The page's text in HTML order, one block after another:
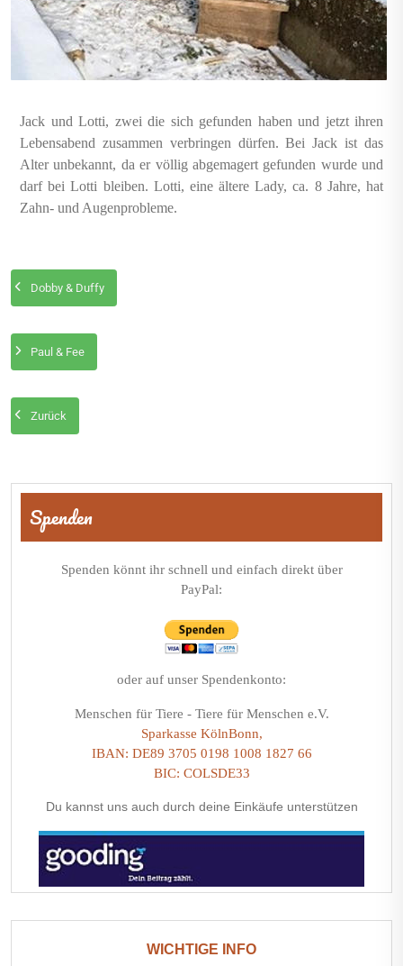
Jack und Lotti, zwei die sich gefunden haben und jetzt ihren
Lebensabend zusammen verbringen dürfen. Bei Jack ist das
Alter unbekannt, da er völlig abgemagert gefunden wurde und
darf bei Lotti bleiben. Lotti, eine ältere Lady, ca. 8 Jahre, hat
Zahn- und Augenprobleme.
Dobby & Duffy
Paul & Fee
Zurück
Beitragsnavigation
Spenden
Spenden könnt ihr schnell und einfach direkt über
PayPal:
oder auf unser Spendenkonto:
Menschen für Tiere - Tiere für Menschen e.V.
Sparkasse KölnBonn,
IBAN: DE89 3705 0198 1008 1827 66
BIC: COLSDE33
Du kannst uns auch durch deine Einkäufe unterstützen
WICHTIGE INFO